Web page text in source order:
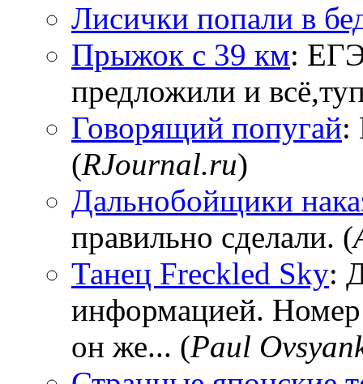
Лисички попали в
Прыжок с 39 км:
предложили и
Говорящий попугай:
(RJournal.ru)
Дальнобойщики
правильно сделали. (
Танец Freckled Sky:
информацией.
он же... (Paul